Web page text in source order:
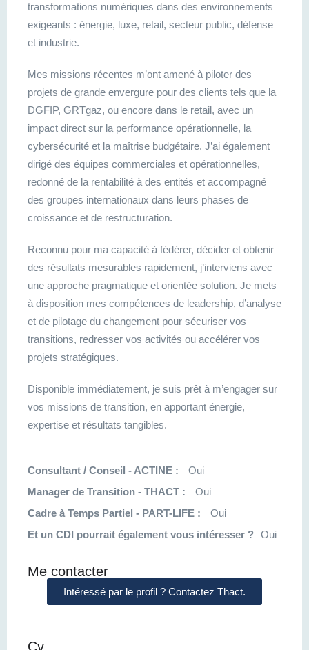
transformations numériques dans des environnements
exigeants : énergie, luxe, retail, secteur public, défense
et industrie.
Mes missions récentes m’ont amené à piloter des
projets de grande envergure pour des clients tels que la
DGFIP, GRTgaz, ou encore dans le retail, avec un
impact direct sur la performance opérationnelle, la
cybersécurité et la maîtrise budgétaire. J’ai également
dirigé des équipes commerciales et opérationnelles,
redonné de la rentabilité à des entités et accompagné
des groupes internationaux dans leurs phases de
croissance et de restructuration.
Reconnu pour ma capacité à fédérer, décider et obtenir
des résultats mesurables rapidement, j’interviens avec
une approche pragmatique et orientée solution. Je mets
à disposition mes compétences de leadership, d’analyse
et de pilotage du changement pour sécuriser vos
transitions, redresser vos activités ou accélérer vos
projets stratégiques.
Disponible immédiatement, je suis prêt à m’engager sur
vos missions de transition, en apportant énergie,
expertise et résultats tangibles.
Consultant / Conseil - ACTINE :
Oui
Manager de Transition - THACT :
Oui
Cadre à Temps Partiel - PART-LIFE :
Oui
Et un CDI pourrait également vous intéresser ? Oui
Me contacter
Intéressé par le profil ? Contactez Thact.
Cv